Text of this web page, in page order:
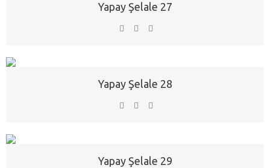
Yapay Şelale 27
Yapay Şelale 28
Yapay Şelale 29